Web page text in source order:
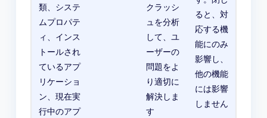
類、システ
ムプロパテ
ィ、インス
トールされ
ているアプ
リケーショ
ン、現在実
行中のアプ
クラッシ
ュを分析
して、ユ
ーザーの
問題をよ
り適切に
解決しま
す
ると、対
応する機
能にのみ
影響し、
他の機能
には影響
しません